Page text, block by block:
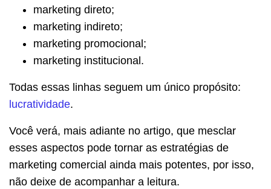
marketing direto;
marketing indireto;
marketing promocional;
marketing institucional.
Todas essas linhas seguem um único propósito:
lucratividade.
Você verá, mais adiante no artigo, que mesclar
esses aspectos pode tornar as estratégias de
marketing comercial ainda mais potentes, por isso,
não deixe de acompanhar a leitura.